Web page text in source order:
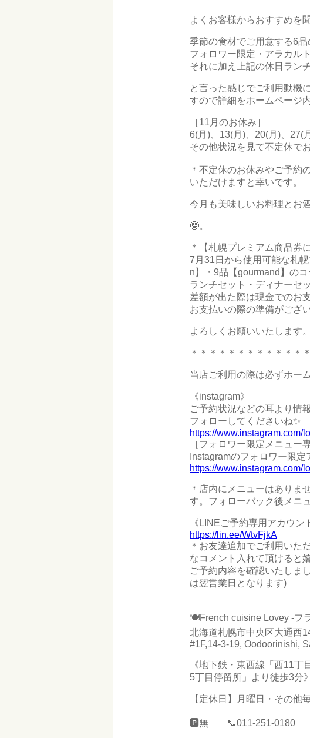
よくお客様からおすすめを
季節の食材でご用意する6品
フォロワー限定・アラカル
それに加え上記の休日ラン
と言った感じでご利用動機
すので詳細をホームページ
［11月のお休み］
6(月)、13(月)、20(月)、27(
その他状況を見て不定休で
＊不定休のお休みやご予約
いただけますと幸いです。
今月も美味しいお料理とお
🤓。
＊【札幌プレミアム商品券
7月31日から使用可能な札
n】・9品【gourmand】の
ランチセット・ディナーセ
差額が出た際は現金でのお
お支払いの際の準備がござ
よろしくお願いいたします。
＊＊＊＊＊＊＊＊＊＊＊＊
当店ご利用の際は必ずホー
《instagram》
ご予約状況などの耳より情
フォローしてくださいね✨
https://www.instagram.com/
［フォロワー限定メニュー
Instagramのフォロワー限
https://www.instagram.com/
＊店内にメニューはありま
す。フォローバック後メニ
《LINEご予約専用アカウン
https://lin.ee/WtvFjkA
＊お友達追加でご利用いた
なコメント入れて頂けると
ご予約内容を確認いたしま
は翌営業日となります)
🍽️French cuisine Lovey -フ
北海道札幌市中央区大通西
#1F,14-3-19, Oodoorinishi,
《地下鉄・東西線「西11
5丁目停留所」より徒歩3分》
【定休日】月曜日・その他
🅿︎無 📞011-251-0180